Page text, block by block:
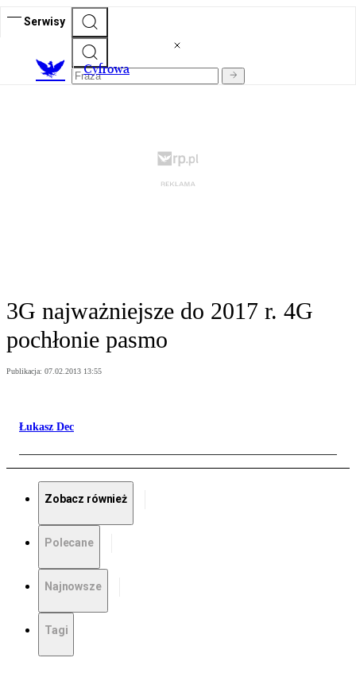
Serwisy
Cyfrowa
3G najważniejsze do 2017 r. 4G
pochłonie pasmo
Publikacja: 07.02.2013 13:55
Łukasz Dec
Zobacz również
Polecane
Najnowsze
Tagi